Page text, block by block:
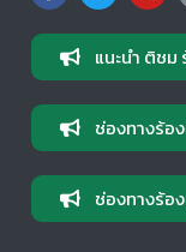
แนะนำ ติชม
ช่องทางร้อ
ช่องทางร้อ